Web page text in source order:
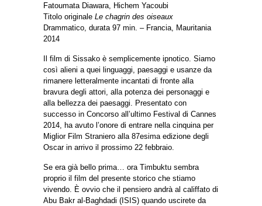
Fatoumata Diawara, Hichem Yacoubi
Titolo originale Le chagrin des oiseaux
Drammatico, durata 97 min. – Francia, Mauritania
2014
Il film di Sissako è semplicemente ipnotico. Siamo
così alieni a quei linguaggi, paesaggi e usanze da
rimanere letteralmente incantati di fronte alla
bravura degli attori, alla potenza dei personaggi e
alla bellezza dei paesaggi. Presentato con
successo in Concorso all’ultimo Festival di Cannes
2014, ha avuto l’onore di entrare nella cinquina per
Miglior Film Straniero alla 87esima edizione degli
Oscar in arrivo il prossimo 22 febbraio.
Se era già bello prima… ora Timbuktu sembra
proprio il film del presente storico che stiamo
vivendo. È ovvio che il pensiero andrà al califfato di
Abu Bakr al-Baghdadi (ISIS) quando uscirete da